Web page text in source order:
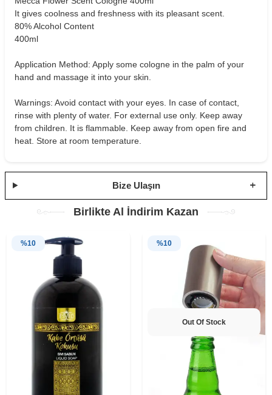
It gives coolness and freshness with its pleasant scent.
80% Alcohol Content
400ml
Application Method: Apply some cologne in the palm of your
hand and massage it into your skin.
Warnings: Avoid contact with your eyes. In case of contact,
rinse with plenty of water. For external use only. Keep away
from children. It is flammable. Keep away from open fire and
heat. Store at room temperature.
Bize Ulaşın
Birlikte Al İndirim Kazan
%10 %10
Out Of Stock